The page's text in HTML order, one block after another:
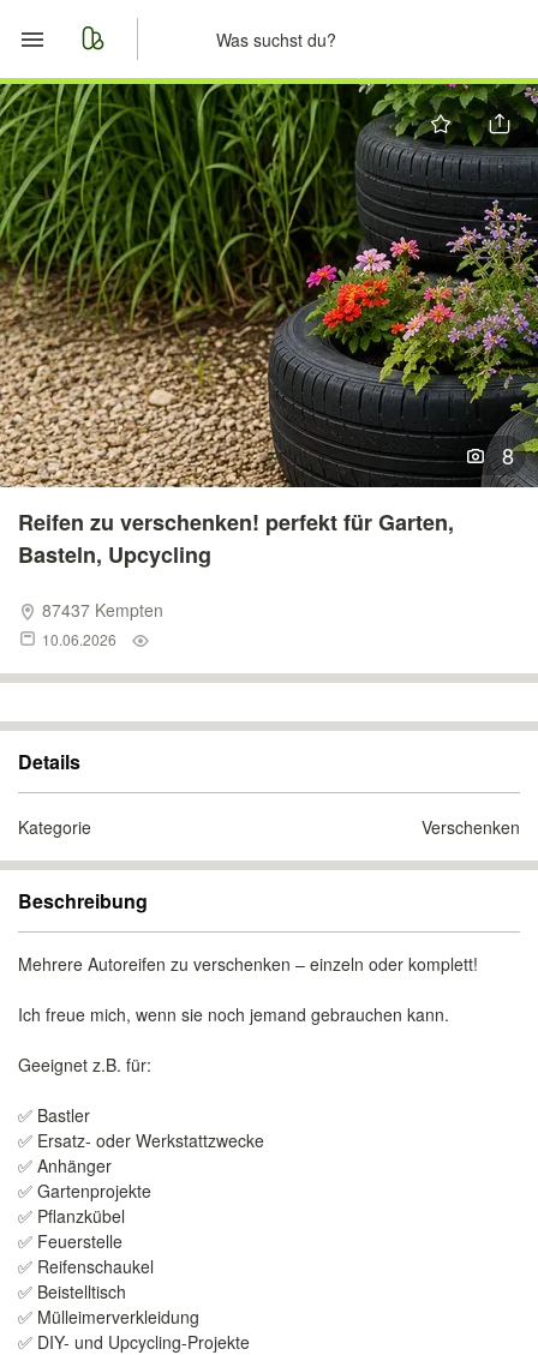
Start
Merkliste
Nachrichten
Anzeige aufgeben
8
Reifen zu verschenken! perfekt für Garten,
Basteln, Upcycling
87437 Kempten
10.06.2026
Details
Kategorie Verschenken
Beschreibung
Mehrere Autoreifen zu verschenken – einzeln oder komplett!
Ich freue mich, wenn sie noch jemand gebrauchen kann.
Geeignet z.B. für:
✅ Bastler
✅ Ersatz- oder Werkstattzwecke
✅ Anhänger
✅ Gartenprojekte
✅ Pflanzkübel
✅ Feuerstelle
✅ Reifenschaukel
✅ Beistelltisch
✅ Mülleimerverkleidung
✅ DIY- und Upcycling-Projekte